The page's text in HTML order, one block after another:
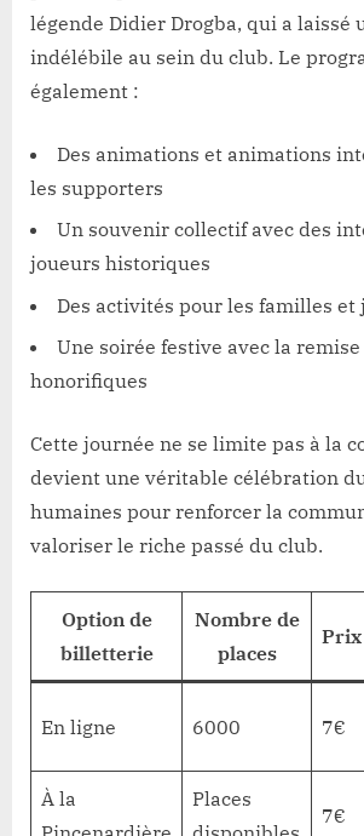
légende Didier Drogba, qui a laissé
indélébile au sein du club. Le
également :
Des animations et animations
les supporters
Un souvenir collectif avec des
joueurs historiques
Des activités pour les familles et
Une soirée festive avec la
honorifiques
Cette journée ne se limite pas à la
devient une véritable célébration
humaines pour renforcer la
valoriser le riche passé du club.
Option de
billetterie
Nombre de
places
Prix
En ligne 6000 7€
À la
Places
7€